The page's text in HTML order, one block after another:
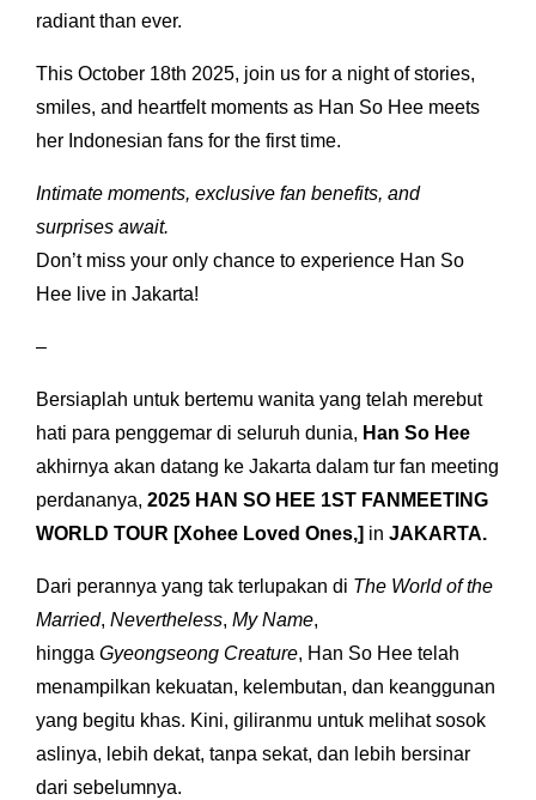
radiant than ever.
This October 18th 2025, join us for a night of stories,
smiles, and heartfelt moments as Han So Hee meets
her Indonesian fans for the first time.
Intimate moments, exclusive fan benefits, and
surprises await.
Don’t miss your only chance to experience Han So
Hee live in Jakarta!
–
Bersiaplah untuk bertemu wanita yang telah merebut
hati para penggemar di seluruh dunia, Han So Hee
akhirnya akan datang ke Jakarta dalam tur fan meeting
perdananya, 2025 HAN SO HEE 1ST FANMEETING
WORLD TOUR [Xohee Loved Ones,] in JAKARTA.
Dari perannya yang tak terlupakan di The World of the
Married, Nevertheless, My Name,
hingga Gyeongseong Creature, Han So Hee telah
menampilkan kekuatan, kelembutan, dan keanggunan
yang begitu khas. Kini, giliranmu untuk melihat sosok
aslinya, lebih dekat, tanpa sekat, dan lebih bersinar
dari sebelumnya.